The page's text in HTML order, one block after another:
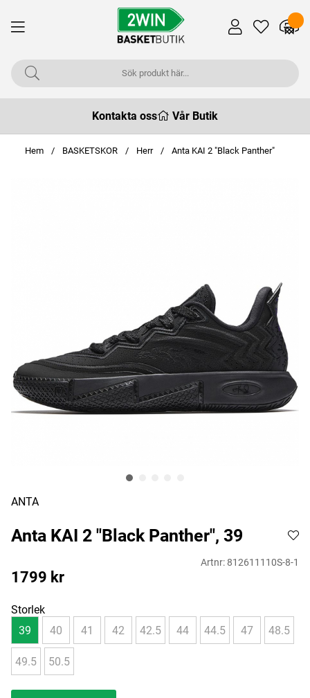
Kontakta oss Vår Butik
Hem BASKETSKOR Herr Anta KAI 2 "Black Panther"
ANTA
Anta KAI 2 "Black Panther", 39
Artnr:812611110S-8-1
1799 kr
Storlek
39
40 41 42 42.5 44 44.5 47 48.5
49.5 50.5